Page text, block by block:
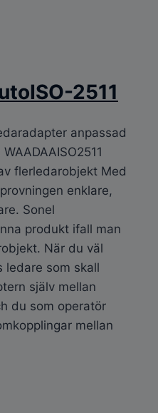
2511
anpassad
flerledarobjekt Med
enklare,
Sonel
produkt ifall man
När du väl
ledare som skall
själv mellan
du som operatör
mellan